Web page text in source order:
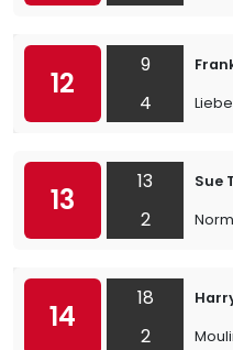
12
9
4
13
13
2
Sue
14
18
2